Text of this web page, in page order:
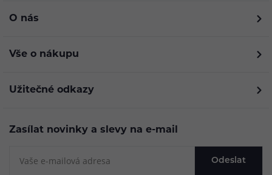
O nás
Vše o nákupu
Užitečné odkazy
Zasílat novinky a slevy na e-mail
Odeslat